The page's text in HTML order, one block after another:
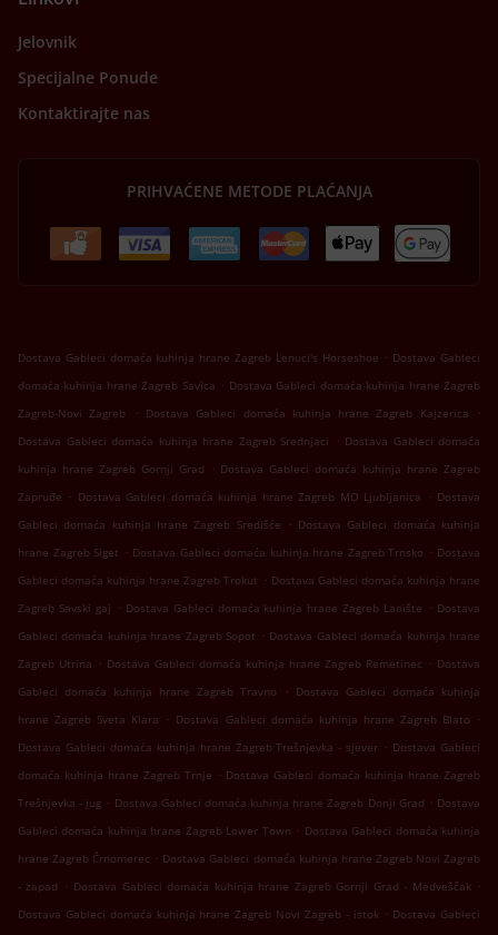
Jelovnik
Specijalne Ponude
Kontaktirajte nas
PRIHVAĆENE METODE PLAĆANJA
Dostava Gableci domaća kuhinja hrane Zagreb Lenuci's Horseshoe . Dostava Gableci
domaća kuhinja hrane Zagreb Savica . Dostava Gableci domaća kuhinja hrane Zagreb
Zagreb-Novi Zagreb
. Dostava Gableci domaća kuhinja hrane Zagreb Kajzerica
.
Dostava Gableci domaća kuhinja hrane Zagreb Srednjaci
. Dostava Gableci domaća
kuhinja hrane Zagreb Gornji Grad
. Dostava Gableci domaća kuhinja hrane Zagreb
Zapruđe . Dostava Gableci domaća kuhinja hrane Zagreb MO Ljubljanica . Dostava
Gableci domaća kuhinja hrane Zagreb Središće
. Dostava Gableci domaća kuhinja
hrane Zagreb Siget . Dostava Gableci domaća kuhinja hrane Zagreb Trnsko . Dostava
Gableci domaća kuhinja hrane Zagreb Trokut . Dostava Gableci domaća kuhinja hrane
Zagreb Savski gaj . Dostava Gableci domaća kuhinja hrane Zagreb Lanište . Dostava
Gableci domaća kuhinja hrane Zagreb Sopot . Dostava Gableci domaća kuhinja hrane
Zagreb Utrina . Dostava Gableci domaća kuhinja hrane Zagreb Remetinec . Dostava
Gableci domaća kuhinja hrane Zagreb Travno
. Dostava Gableci domaća kuhinja
hrane Zagreb Sveta Klara
. Dostava Gableci domaća kuhinja hrane Zagreb Blato
.
Dostava Gableci domaća kuhinja hrane Zagreb Trešnjevka - sjever . Dostava Gableci
domaća kuhinja hrane Zagreb Trnje . Dostava Gableci domaća kuhinja hrane Zagreb
Trešnjevka - jug . Dostava Gableci domaća kuhinja hrane Zagreb Donji Grad . Dostava
Gableci domaća kuhinja hrane Zagreb Lower Town . Dostava Gableci domaća kuhinja
hrane Zagreb Črnomerec . Dostava Gableci domaća kuhinja hrane Zagreb Novi Zagreb
- zapad
. Dostava Gableci domaća kuhinja hrane Zagreb Gornji Grad - Medveščak .
Dostava Gableci domaća kuhinja hrane Zagreb Novi Zagreb - istok . Dostava Gableci